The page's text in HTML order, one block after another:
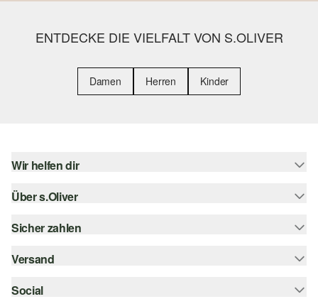
ENTDECKE DIE VIELFALT VON S.OLIVER
Damen Herren Kinder
Wir helfen dir
Hilfe & FAQ
Größenberatung
Über s.Oliver
Newsletter
s.Oliver Card
Sicher zahlen
Rechnung
Kreditkarte
Versand
Sendungsverfolgung
Social